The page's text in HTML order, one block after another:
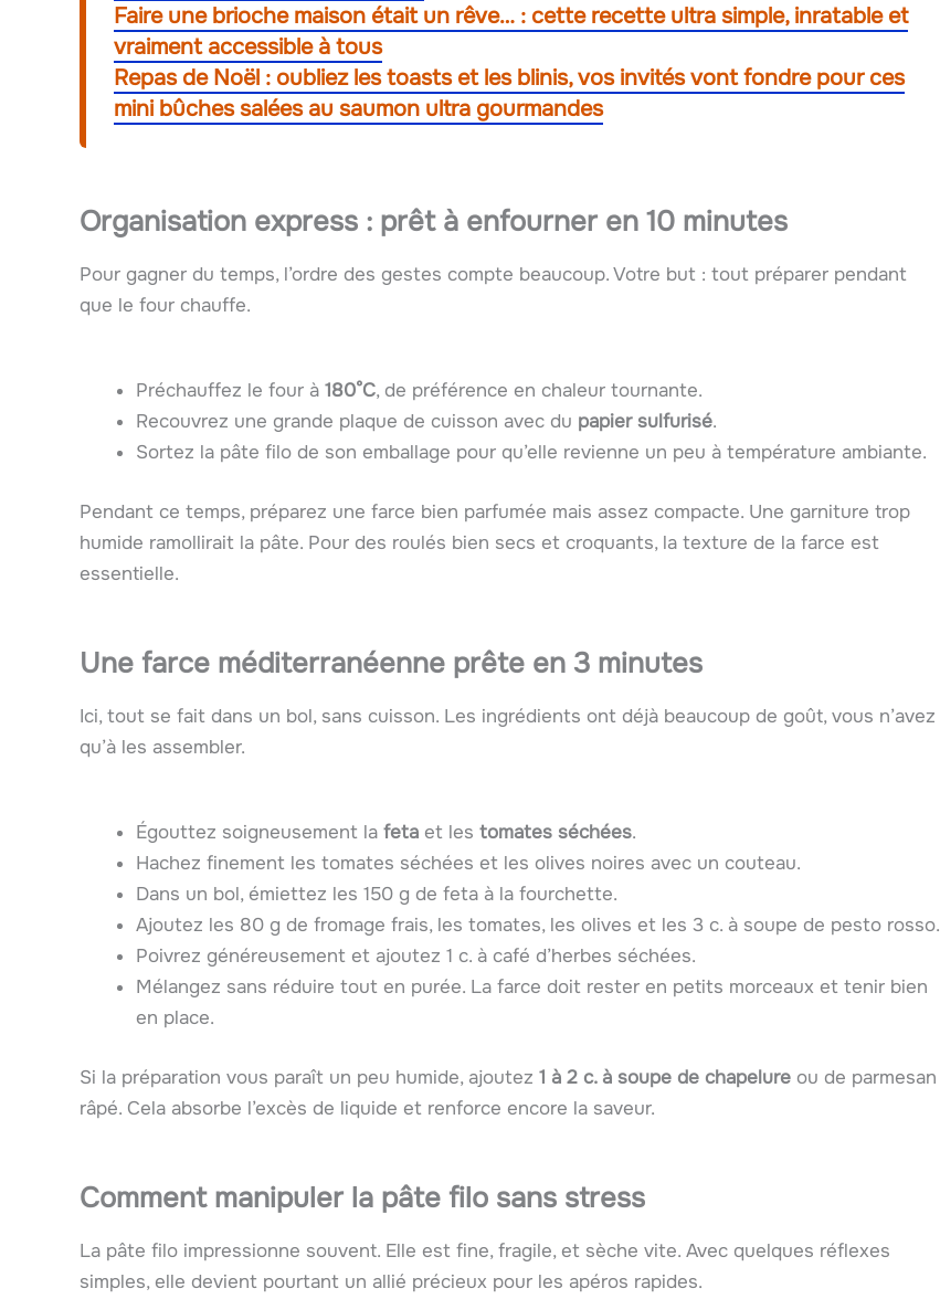
Faire une brioche maison était un rêve… : cette recette ultra simple, inratable et
vraiment accessible à tous
Repas de Noël : oubliez les toasts et les blinis, vos invités vont fondre pour ces
mini bûches salées au saumon ultra gourmandes
Organisation express : prêt à enfourner en 10 minutes
Pour gagner du temps, l’ordre des gestes compte beaucoup. Votre but : tout préparer pendant
que le four chauffe.
Préchauffez le four à 180°C, de préférence en chaleur tournante.
Recouvrez une grande plaque de cuisson avec du papier sulfurisé.
Sortez la pâte filo de son emballage pour qu’elle revienne un peu à température ambiante.
Pendant ce temps, préparez une farce bien parfumée mais assez compacte. Une garniture trop
humide ramollirait la pâte. Pour des roulés bien secs et croquants, la texture de la farce est
essentielle.
Une farce méditerranéenne prête en 3 minutes
Ici, tout se fait dans un bol, sans cuisson. Les ingrédients ont déjà beaucoup de goût, vous n’avez
qu’à les assembler.
Égouttez soigneusement la feta et les tomates séchées.
Hachez finement les tomates séchées et les olives noires avec un couteau.
Dans un bol, émiettez les 150 g de feta à la fourchette.
Ajoutez les 80 g de fromage frais, les tomates, les olives et les 3 c. à soupe de pesto rosso.
Poivrez généreusement et ajoutez 1 c. à café d’herbes séchées.
Mélangez sans réduire tout en purée. La farce doit rester en petits morceaux et tenir bien
en place.
Si la préparation vous paraît un peu humide, ajoutez 1 à 2 c. à soupe de chapelure ou de parmesan
râpé. Cela absorbe l’excès de liquide et renforce encore la saveur.
Comment manipuler la pâte filo sans stress
La pâte filo impressionne souvent. Elle est fine, fragile, et sèche vite. Avec quelques réflexes
simples, elle devient pourtant un allié précieux pour les apéros rapides.